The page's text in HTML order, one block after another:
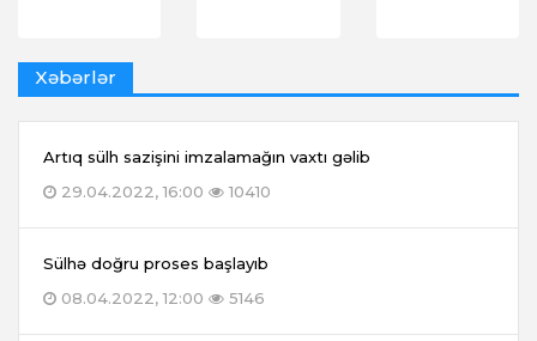
Xəbərlər
Artıq sülh sazişini imzalamağın vaxtı gəlib
29.04.2022, 16:00
10410
Sülhə doğru proses başlayıb
08.04.2022, 12:00
5146